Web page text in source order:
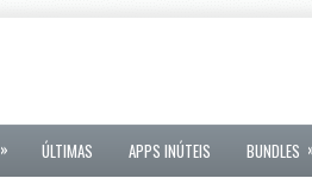
» ÚLTIMAS APPS INÚTEIS BUNDLES